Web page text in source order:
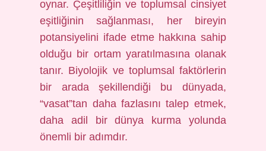
oynar. Çeşitliliğin ve toplumsal cinsiyet
eşitliğinin sağlanması, her bireyin
potansiyelini ifade etme hakkına sahip
olduğu bir ortam yaratılmasına olanak
tanır. Biyolojik ve toplumsal faktörlerin
bir arada şekillendiği bu dünyada,
“vasat”tan daha fazlasını talep etmek,
daha adil bir dünya kurma yolunda
önemli bir adımdır.